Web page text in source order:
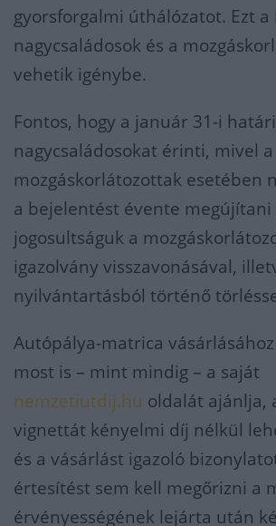
gyorsforgalmi úthálózatot. Ezt a
nagycsaládosok és a
vehetik igénybe.
Fontos, hogy a január 31-i
nagycsaládosokat érinti, mivel a
mozgáskorlátozottak esetében
a bejelentést évente megújítani
jogosultságuk a
igazolvány visszavonásával,
nyilvántartásból történő
Autópálya-matrica vásárlásához
most is – mint mindig – a saját
nemzetiutdij.hu oldalát ajánlja,
vignettát kényelmi díj nélkül
és a vásárlást igazoló
értesítést sem kell megőrizni a
érvényességének lejárta után